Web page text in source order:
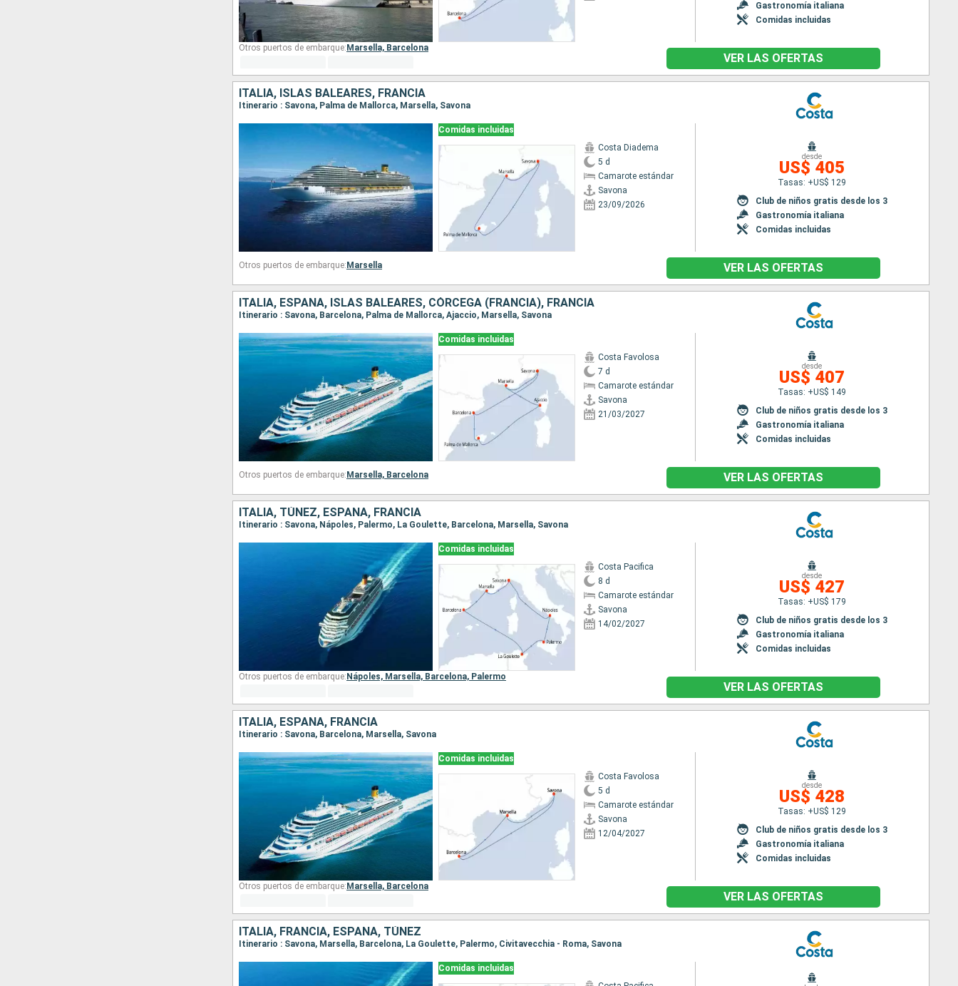
Gastronomía italiana
Comidas incluidas
Otros puertos de embarque: Marsella, Barcelona
VER LAS OFERTAS
ITALIA, ISLAS BALEARES, FRANCIA
Itinerario : Savona, Palma de Mallorca, Marsella, Savona
Comidas incluidas
Costa Diadema
5 d
Camarote estándar
Savona
23/09/2026
desde
US$ 405
Tasas: +US$ 129
Club de niños gratis desde los 3
Gastronomía italiana
Comidas incluidas
Otros puertos de embarque: Marsella VER LAS OFERTAS
ITALIA, ESPAÑA, ISLAS BALEARES, CÓRCEGA (FRANCIA), FRANCIA
Itinerario : Savona, Barcelona, Palma de Mallorca, Ajaccio, Marsella, Savona
Comidas incluidas
Costa Favolosa
7 d
Camarote estándar
Savona
21/03/2027
desde
US$ 407
Tasas: +US$ 149
Club de niños gratis desde los 3
Gastronomía italiana
Comidas incluidas
Otros puertos de embarque: Marsella, Barcelona VER LAS OFERTAS
ITALIA, TÚNEZ, ESPAÑA, FRANCIA
Itinerario : Savona, Nápoles, Palermo, La Goulette, Barcelona, Marsella, Savona
Comidas incluidas
Costa Pacifica
8 d
Camarote estándar
Savona
14/02/2027
desde
US$ 427
Tasas: +US$ 179
Club de niños gratis desde los 3
Gastronomía italiana
Comidas incluidas
Otros puertos de embarque: Nápoles, Marsella, Barcelona, Palermo
VER LAS OFERTAS
ITALIA, ESPAÑA, FRANCIA
Itinerario : Savona, Barcelona, Marsella, Savona
Comidas incluidas
Costa Favolosa
5 d
Camarote estándar
Savona
12/04/2027
desde
US$ 428
Tasas: +US$ 129
Club de niños gratis desde los 3
Gastronomía italiana
Comidas incluidas
Otros puertos de embarque: Marsella, Barcelona
VER LAS OFERTAS
ITALIA, FRANCIA, ESPAÑA, TÚNEZ
Itinerario : Savona, Marsella, Barcelona, La Goulette, Palermo, Civitavecchia - Roma, Savona
Comidas incluidas